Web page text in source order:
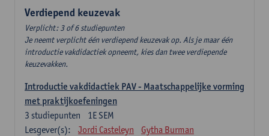
Verdiepend keuzevak
Verplicht: 3 of 6 studiepunten
Je neemt verplicht één verdiepend keuzevak op. Als je maar één
introductie vakdidactiek opneemt, kies dan twee verdiepende
keuzevakken.
Introductie vakdidactiek PAV - Maatschappelijke vorming
met praktijkoefeningen
1E SEM
3 studiepunten
Lesgever(s):
Jordi Casteleyn
Gytha Burman